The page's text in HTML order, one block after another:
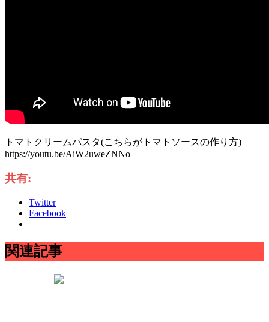
トマトクリームパスタ(こちらがトマトソースの作り方)
https://youtu.be/AiW2uweZNNo
共有:
Twitter
Facebook
関連記事